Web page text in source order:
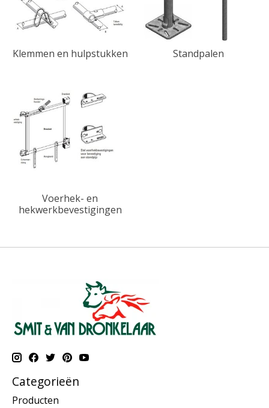
Klemmen en hulpstukken Standpalen
Voerhek- en
hekwerkbevestigingen
Categorieën
Producten